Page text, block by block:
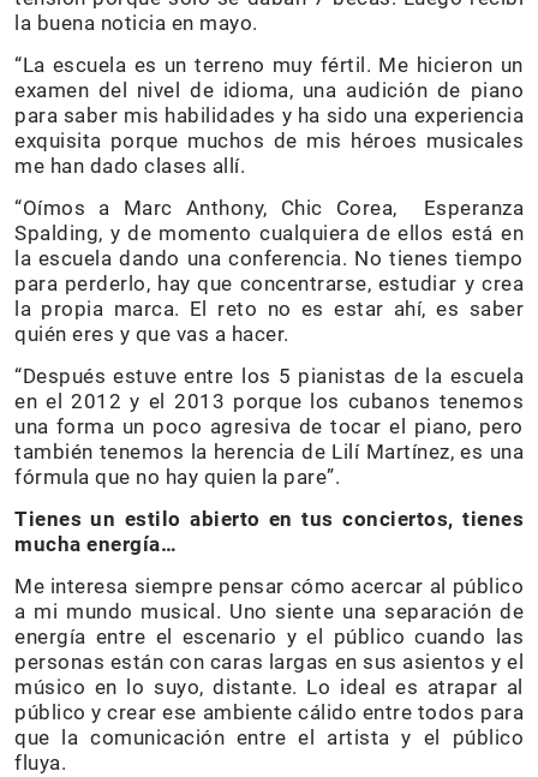
la buena noticia en mayo.
“La escuela es un terreno muy fértil. Me hicieron un
examen del nivel de idioma, una audición de piano
para saber mis habilidades y ha sido una experiencia
exquisita porque muchos de mis héroes musicales
me han dado clases allí.
“Oímos a Marc Anthony, Chic Corea, Esperanza
Spalding, y de momento cualquiera de ellos está en
la escuela dando una conferencia. No tienes tiempo
para perderlo, hay que concentrarse, estudiar y crea
la propia marca. El reto no es estar ahí, es saber
quién eres y que vas a hacer.
“Después estuve entre los 5 pianistas de la escuela
en el 2012 y el 2013 porque los cubanos tenemos
una forma un poco agresiva de tocar el piano, pero
también tenemos la herencia de Lilí Martínez, es una
fórmula que no hay quien la pare”.
Tienes un estilo abierto en tus conciertos, tienes
mucha energía…
Me interesa siempre pensar cómo acercar al público
a mi mundo musical. Uno siente una separación de
energía entre el escenario y el público cuando las
personas están con caras largas en sus asientos y el
músico en lo suyo, distante. Lo ideal es atrapar al
público y crear ese ambiente cálido entre todos para
que la comunicación entre el artista y el público
fluya.